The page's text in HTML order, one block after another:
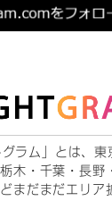
ラム」とは、東
木・千葉・長野
まだまだエリア